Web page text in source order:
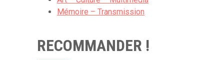
Mémoire – Transmission
RECOMMANDER !